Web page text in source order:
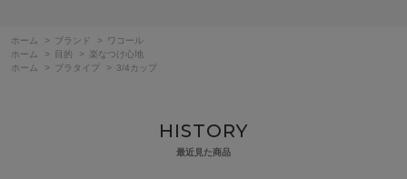
ホーム > ブランド >
ワコール
ホーム
> 目的 >
楽なつけ心地
ホーム
> ブラタイプ > 3/4カップ
HISTORY
最近見た商品